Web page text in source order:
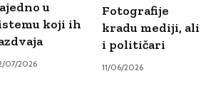
u
koji ih
07/2026
Fotografije
kradu mediji, ali
i političari
11/06/2026